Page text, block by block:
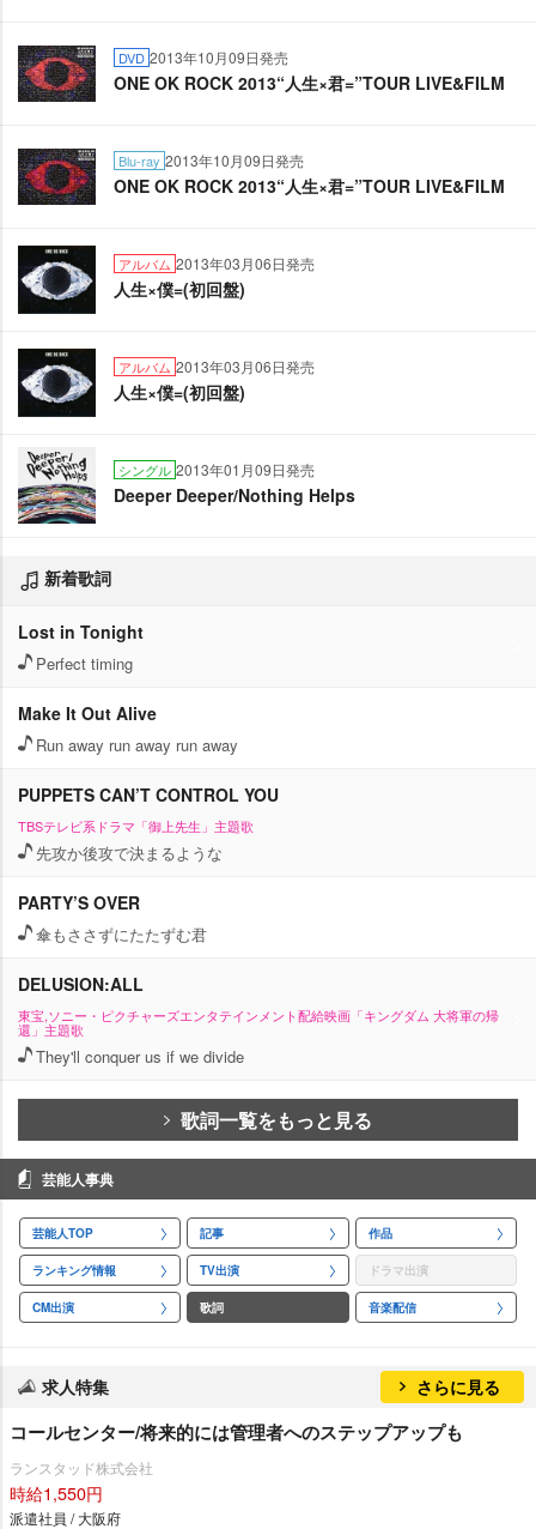
DVD 2013年10月09日発売
ONE OK ROCK 2013“人生×君=”TOUR LIVE&FILM
Blu-ray 2013年10月09日発売
ONE OK ROCK 2013“人生×君=”TOUR LIVE&FILM
アルバム 2013年03月06日発売
人生×僕=(初回盤)
アルバム 2013年03月06日発売
人生×僕=(初回盤)
シングル 2013年01月09日発売
Deeper Deeper/Nothing Helps
新着歌詞
Lost in Tonight
Perfect timing
Make It Out Alive
Run away run away run away
PUPPETS CAN’T CONTROL YOU
TBSテレビ系ドラマ「御上先生」主題歌
先攻か後攻で決まるような
PARTY’S OVER
傘もささずにたたずむ君
DELUSION:ALL
東宝,ソニー・ピクチャーズエンタテインメント配給映画「キングダム 大将軍の帰
還」主題歌
They'll conquer us if we divide
歌詞一覧をもっと見る
芸能人事典
芸能人TOP 記事 作品
ランキング情報 TV出演 ドラマ出演
CM出演 歌詞 音楽配信
求人特集 さらに見る
コールセンター/将来的には管理者へのステップアップも
ランスタッド株式会社
時給1,550円
派遣社員 / 大阪府